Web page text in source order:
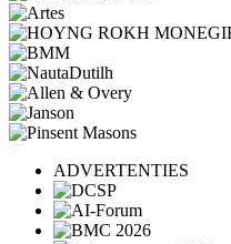
ADVERTENTIES